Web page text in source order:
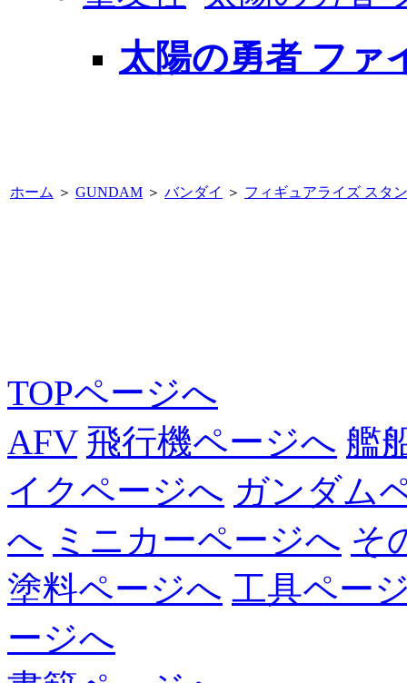
太陽の勇者 ファ
ホーム ＞ GUNDAM ＞ バンダイ ＞ フィギュアライズ スタ
TOPページへ
AFV 飛行機ページへ 艦
イクページへ ガンダム
へ ミニカーページへ そ
塗料ページへ 工具ペー
ージへ